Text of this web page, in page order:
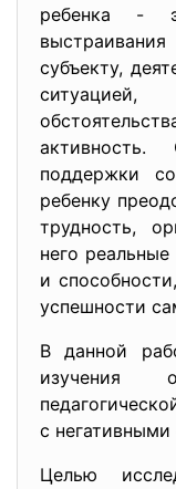
ребенка -
субъекту,
активность.
поддержки
ребенку
трудность,
него
и
успешности
В данной
изучения
с
Целью